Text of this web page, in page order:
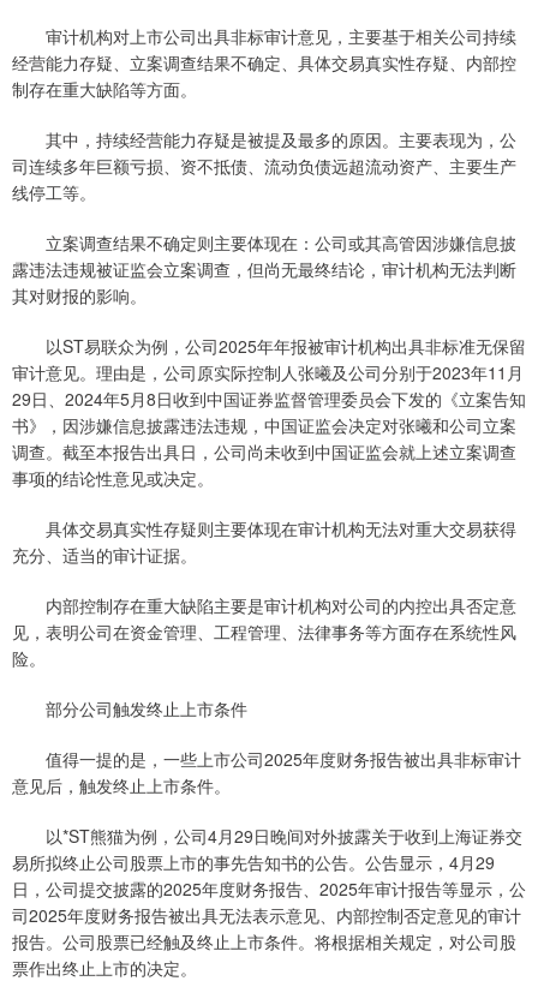
审计机构对上市公司出具非标审计意见，主要基于相关公司持续
经营能力存疑、立案调查结果不确定、具体交易真实性存疑、内部控
制存在重大缺陷等方面。
其中，持续经营能力存疑是被提及最多的原因。主要表现为，公
司连续多年巨额亏损、资不抵债、流动负债远超流动资产、主要生产
线停工等。
立案调查结果不确定则主要体现在：公司或其高管因涉嫌信息披
露违法违规被证监会立案调查，但尚无最终结论，审计机构无法判断
其对财报的影响。
以ST易联众为例，公司2025年年报被审计机构出具非标准无保留
审计意见。理由是，公司原实际控制人张曦及公司分别于2023年11月
29日、2024年5月8日收到中国证券监督管理委员会下发的《立案告知
书》，因涉嫌信息披露违法违规，中国证监会决定对张曦和公司立案
调查。截至本报告出具日，公司尚未收到中国证监会就上述立案调查
事项的结论性意见或决定。
具体交易真实性存疑则主要体现在审计机构无法对重大交易获得
充分、适当的审计证据。
内部控制存在重大缺陷主要是审计机构对公司的内控出具否定意
见，表明公司在资金管理、工程管理、法律事务等方面存在系统性风
险。
部分公司触发终止上市条件
值得一提的是，一些上市公司2025年度财务报告被出具非标审计
意见后，触发终止上市条件。
以*ST熊猫为例，公司4月29日晚间对外披露关于收到上海证券交
易所拟终止公司股票上市的事先告知书的公告。公告显示，4月29
日，公司提交披露的2025年度财务报告、2025年审计报告等显示，公
司2025年度财务报告被出具无法表示意见、内部控制否定意见的审计
报告。公司股票已经触及终止上市条件。将根据相关规定，对公司股
票作出终止上市的决定。